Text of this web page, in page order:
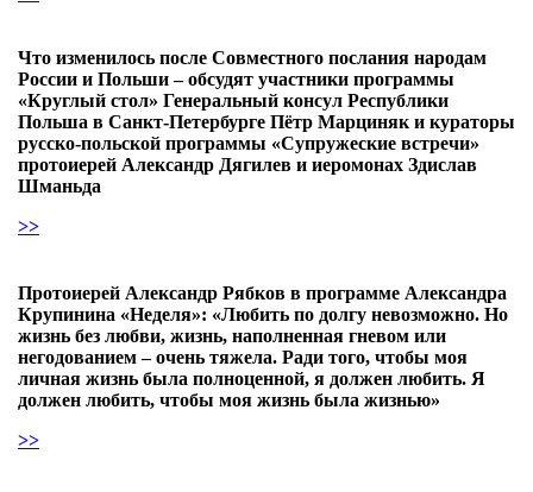
Что изменилось после Совместного послания народам
России и Польши – обсудят участники программы
«Круглый стол» Генеральный консул Республики
Польша в Санкт-Петербурге Пётр Марциняк и кураторы
русско-польской программы «Супружеские встречи»
протоиерей Александр Дягилев и иеромонах Здислав
Шманьда
>>
Протоиерей Александр Рябков в программе Александра
Крупинина «Неделя»: «Любить по долгу невозможно. Но
жизнь без любви, жизнь, наполненная гневом или
негодованием – очень тяжела. Ради того, чтобы моя
личная жизнь была полноценной, я должен любить. Я
должен любить, чтобы моя жизнь была жизнью»
>>